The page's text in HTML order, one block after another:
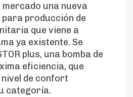
mercado una nueva
para producción de
que viene a
ya existente. Se
plus, una bomba de
eficiencia, que
de confort
categoría.